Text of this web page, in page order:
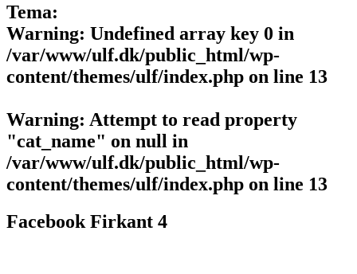
Tema:
Warning: Undefined array key 0 in
/var/www/ulf.dk/public_html/wp-
content/themes/ulf/index.php on line 13
Warning: Attempt to read property
"cat_name" on null in
/var/www/ulf.dk/public_html/wp-
content/themes/ulf/index.php on line 13
Facebook Firkant 4